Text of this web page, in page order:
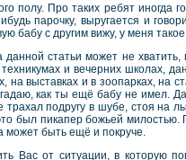
полу. Про таких ребят иногда
парочку, выругается и
с другим вижу, у меня такое
статьи может не
и вечерних школах,
на выставках и в зоопарках, на
как ты ещё бабу не имел.
трахал подругу в шубе, стоя на
был пикапер божьей милостью.
может быть ещё и покруче.
Вас от ситуации, в которую